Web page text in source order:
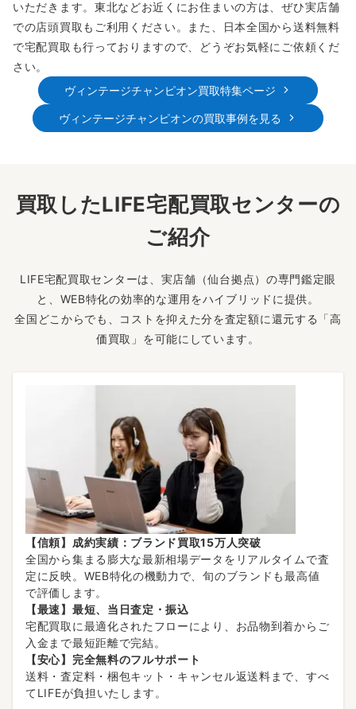
いただきます。東北などお近くにお住まいの方は、ぜひ実店舗
での店頭買取もご利用ください。また、日本全国から送料無料
で宅配買取も行っておりますので、どうぞお気軽にご依頼くだ
さい。
ヴィンテージチャンピオン買取特集ページ
ヴィンテージチャンピオンの買取事例を見る
買取したLIFE宅配買取センターの
ご紹介
LIFE宅配買取センターは、実店舗（仙台拠点）の専門鑑定眼
と、WEB特化の効率的な運用をハイブリッドに提供。
全国どこからでも、コストを抑えた分を査定額に還元する「高
価買取」を可能にしています。
【信頼】成約実績：ブランド買取15万人突破
全国から集まる膨大な最新相場データをリアルタイムで査
定に反映。WEB特化の機動力で、旬のブランドも最高値
で評価します。
【最速】最短、当日査定・振込
宅配買取に最適化されたフローにより、お品物到着からご
入金まで最短距離で完結。
【安心】完全無料のフルサポート
送料・査定料・梱包キット・キャンセル返送料まで、すべ
てLIFEが負担いたします。